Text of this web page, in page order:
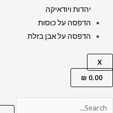
יהדות ויודאיקה
הדפסה על כוסות
הדפסה על אבן בזלת
X
0.00
₪